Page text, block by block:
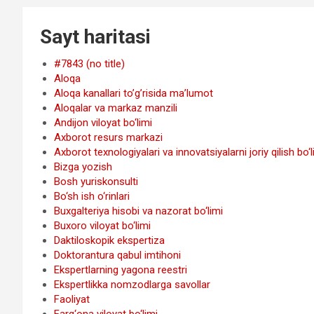
Sayt haritasi
#7843 (no title)
Aloqa
Aloqa kanallari to’g’risida ma’lumot
Aloqalar va markaz manzili
Andijon viloyat bo‘limi
Axborot resurs markazi
Axborot texnologiyalari va innovatsiyalarni joriy qilish
Bizga yozish
Bosh yuriskonsulti
Bo‘sh ish o‘rinlari
Buxgalteriya hisobi va nazorat bo‘limi
Buxoro viloyat bo‘limi
Daktiloskopik ekspertiza
Doktorantura qabul imtihoni
Ekspertlarning yagona reestri
Ekspertlikka nomzodlarga savollar
Faoliyat